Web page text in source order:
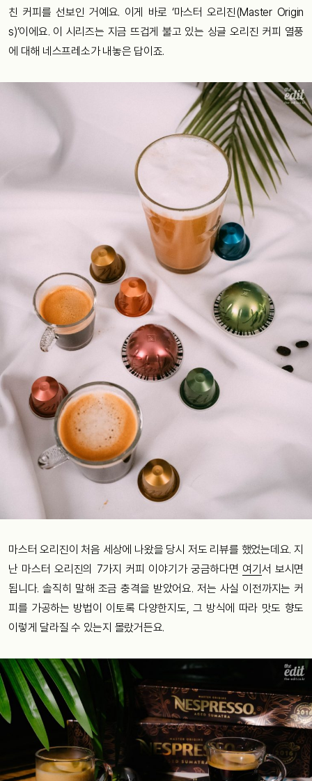
친 커피를 선보인 거예요. 이게 바로 ‘마스터 오리진(Master Origin
s)’이에요. 이 시리즈는 지금 뜨겁게 불고 있는 싱글 오리진 커피 열풍
에 대해 네스프레소가 내놓은 답이죠.
마스터 오리진이 처음 세상에 나왔을 당시 저도 리뷰를 했었는데요. 지
난 마스터 오리진의 7가지 커피 이야기가 궁금하다면 여기서 보시면
됩니다. 솔직히 말해 조금 충격을 받았어요. 저는 사실 이전까지는 커
피를 가공하는 방법이 이토록 다양한지도, 그 방식에 따라 맛도 향도
이렇게 달라질 수 있는지 몰랐거든요.